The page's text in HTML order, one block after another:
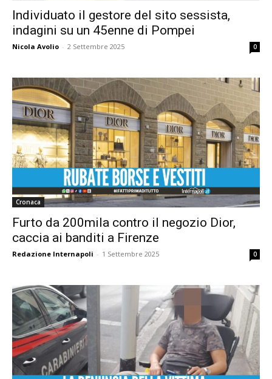
Individuato il gestore del sito sessista,
indagini su un 45enne di Pompei
Nicola Avolio - 2 Settembre 2025 0
Cronaca
Furto da 200mila contro il negozio Dior,
caccia ai banditi a Firenze
Redazione Internapoli - 1 Settembre 2025 0